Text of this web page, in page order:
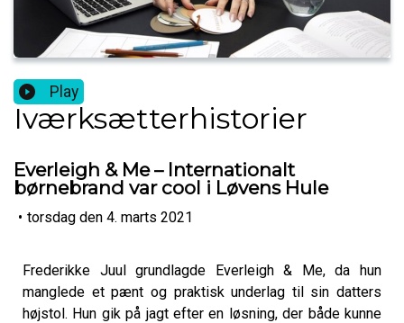
Play
Iværksætterhistorier
Everleigh & Me – Internationalt
børnebrand var cool i Løvens Hule
• torsdag den 4. marts 2021
Frederikke Juul grundlagde Everleigh & Me, da hun
manglede et pænt og praktisk underlag til sin datters
højstol. Hun gik på jagt efter en løsning, der både kunne